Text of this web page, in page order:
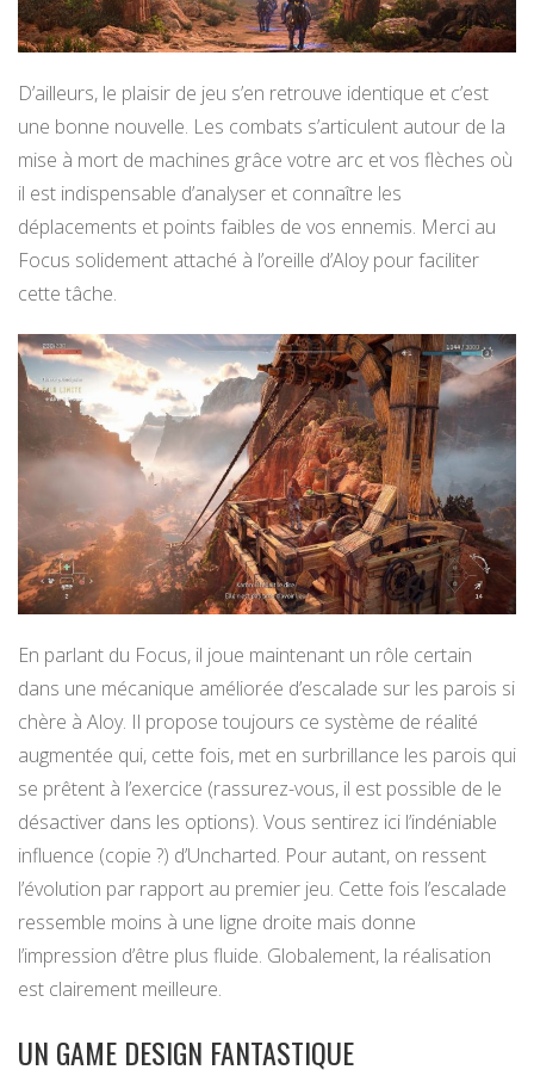
D’ailleurs, le plaisir de jeu s’en retrouve identique et c’est
une bonne nouvelle. Les combats s’articulent autour de la
mise à mort de machines grâce votre arc et vos flèches où
il est indispensable d’analyser et connaître les
déplacements et points faibles de vos ennemis. Merci au
Focus solidement attaché à l’oreille d’Aloy pour faciliter
cette tâche.
En parlant du Focus, il joue maintenant un rôle certain
dans une mécanique améliorée d’escalade sur les parois si
chère à Aloy. Il propose toujours ce système de réalité
augmentée qui, cette fois, met en surbrillance les parois qui
se prêtent à l’exercice (rassurez-vous, il est possible de le
désactiver dans les options). Vous sentirez ici l’indéniable
influence (copie ?) d’Uncharted. Pour autant, on ressent
l’évolution par rapport au premier jeu. Cette fois l’escalade
ressemble moins à une ligne droite mais donne
l’impression d’être plus fluide. Globalement, la réalisation
est clairement meilleure.
UN GAME DESIGN FANTASTIQUE